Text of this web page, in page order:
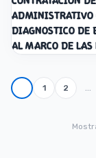
ADMINISTRATIVO
DIAGNOSTICO DE
AL MARCO DE
1 2 …